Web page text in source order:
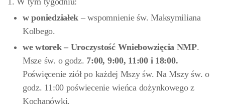
w poniedziałek – wspomnienie św. Maksymiliana
Kolbego.
we wtorek – Uroczystość Wniebowzięcia NMP.
Msze św. o godz. 7:00, 9:00, 11:00 i 18:00.
Poświęcenie ziół po każdej Mszy św. Na Mszy św. o
godz. 11:00 poświecenie wieńca dożynkowego z
Kochanówki.